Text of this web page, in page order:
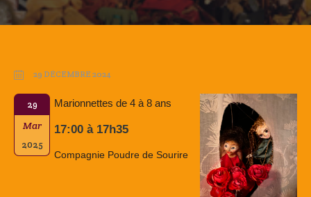
29 DÉCEMBRE 2024
29
Mar
2025
Marionnettes de 4 à 8 ans
17:00 à 17h35
Compagnie Poudre de Sourire